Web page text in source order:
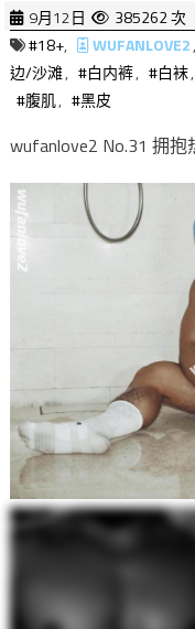
9月12日 385262 次
#18+, WUFANLOVE2,
边/沙滩, #白内裤, #白袜,
#腹肌, #黑皮
wufanlove2 No.31 拥